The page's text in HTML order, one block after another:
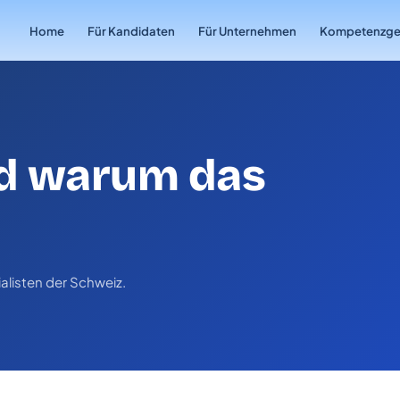
Home Für Kandidaten Für Unternehmen
warum das
der Schweiz.